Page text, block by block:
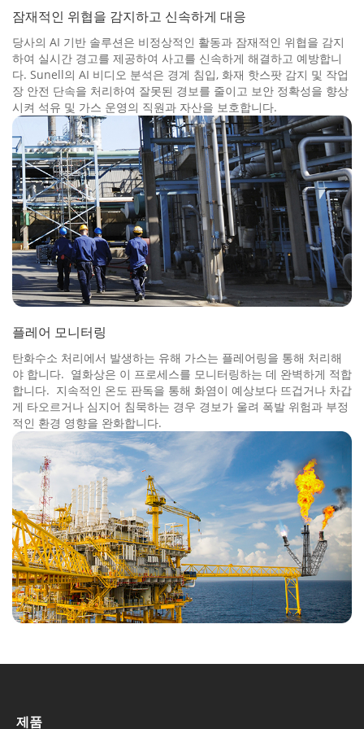
잠재적인 위협을 감지하고 신속하게 대응
당사의 AI 기반 솔루션은 비정상적인 활동과 잠재적인 위협을 감지
하여 실시간 경고를 제공하여 사고를 신속하게 해결하고 예방합니
다. Sunell의 AI 비디오 분석은 경계 침입, 화재 핫스팟 감지 및 작업
장 안전 단속을 처리하여 잘못된 경보를 줄이고 보안 정확성을 향상
시켜 석유 및 가스 운영의 직원과 자산을 보호합니다.
플레어 모니터링
탄화수소 처리에서 발생하는 유해 가스는 플레어링을 통해 처리해
야 합니다. 열화상은 이 프로세스를 모니터링하는 데 완벽하게 적합
합니다. 지속적인 온도 판독을 통해 화염이 예상보다 뜨겁거나 차갑
게 타오르거나 심지어 침묵하는 경우 경보가 울려 폭발 위험과 부정
적인 환경 영향을 완화합니다.
제품